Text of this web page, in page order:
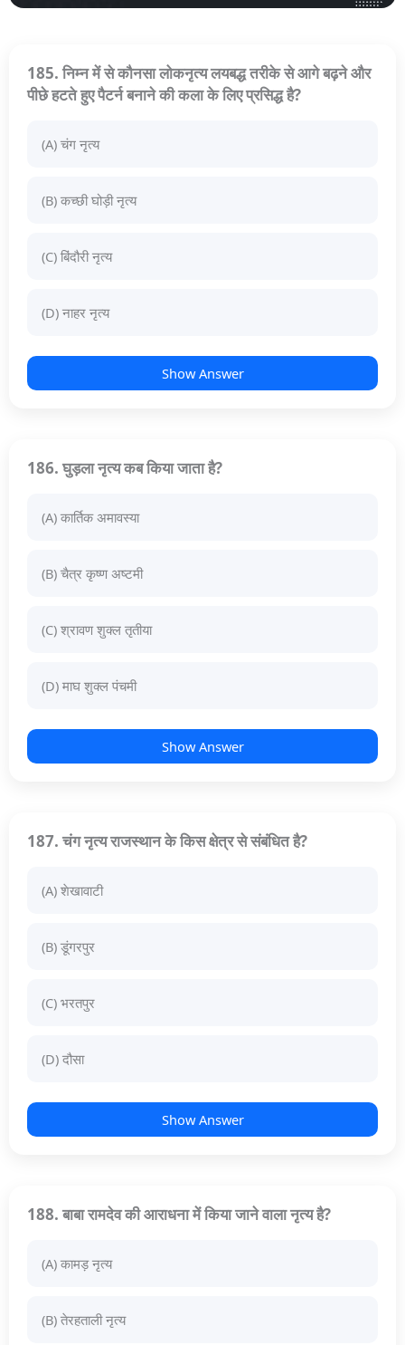
185. निम्न में से कौनसा लोकनृत्य लयबद्ध तरीके से आगे बढ़ने और
पीछे हटते हुए पैटर्न बनाने की कला के लिए प्रसिद्ध है?
(A) चंग नृत्य
(B) कच्छी घोड़ी नृत्य
(C) बिंदौरी नृत्य
(D) नाहर नृत्य
Show Answer
186. घुड़ला नृत्य कब किया जाता है?
(A) कार्तिक अमावस्या
(B) चैत्र कृष्ण अष्टमी
(C) श्रावण शुक्ल तृतीया
(D) माघ शुक्ल पंचमी
Show Answer
187. चंग नृत्य राजस्थान के किस क्षेत्र से संबंधित है?
(A) शेखावाटी
(B) डूंगरपुर
(C) भरतपुर
(D) दौसा
Show Answer
188. बाबा रामदेव की आराधना में किया जाने वाला नृत्य है?
(A) कामड़ नृत्य
(B) तेरहताली नृत्य